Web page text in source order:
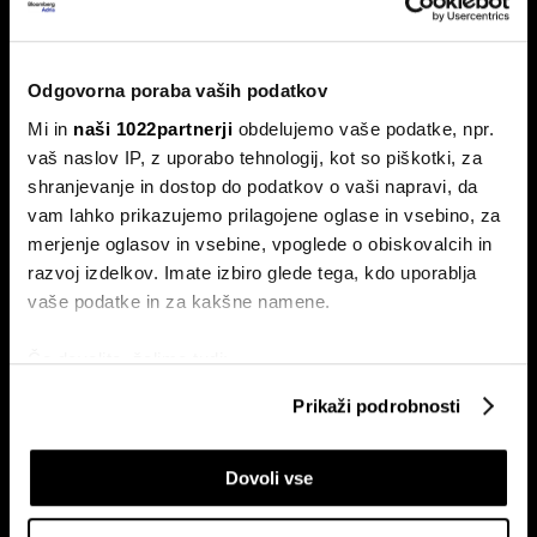
Odgovorna poraba vaših podatkov
Mi in naši 1022partnerji obdelujemo vaše podatke, npr.
vaš naslov IP, z uporabo tehnologij, kot so piškotki, za
shranjevanje in dostop do podatkov o vaši napravi, da
vam lahko prikazujemo prilagojene oglase in vsebino, za
merjenje oglasov in vsebine, vpoglede o obiskovalcih in
razvoj izdelkov. Imate izbiro glede tega, kdo uporablja
vaše podatke in za kakšne namene.
Če dovolite, želimo tudi:
Zbirati informacije o vaši geografski lokaciji, ki so
Identificirati napravo z aktivnim preverjanjem
lastnosti (odčitavanje prstnih odtisov)
Poglejte si še, kako se obdelujejo vaši osebni podatki in
Prikaži podrobnosti
Dovoli vse
bo cena še naprej rasla
Od začetka leta se je sod surove nafte brent podražil za
več kot 30 odstotkov. A potrošniki na bencinskih črpalkah
ne kupujejo surove nafte, temveč njihove derivate.
Nas čaka draga kurilna sezona?